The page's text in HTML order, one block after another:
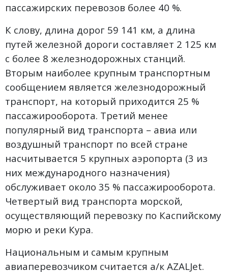
пассажирских перевозов более 40 %.
К слову, длина дорог 59 141 км, а длина
путей железной дороги составляет 2 125 км
с более 8 железнодорожных станций.
Вторым наиболее крупным транспортным
сообщением является железнодорожный
транспорт, на который приходится 25 %
пассажирооборота. Третий менее
популярный вид транспорта – авиа или
воздушный транспорт по всей стране
насчитывается 5 крупных аэропорта (3 из
них международного назначения)
обслуживает около 35 % пассажирооборота.
Четвертый вид транспорта морской,
осуществляющий перевозку по Каспийскому
морю и реки Кура.
Национальным и самым крупным
авиаперевозчиком считается а/к AZALJet.